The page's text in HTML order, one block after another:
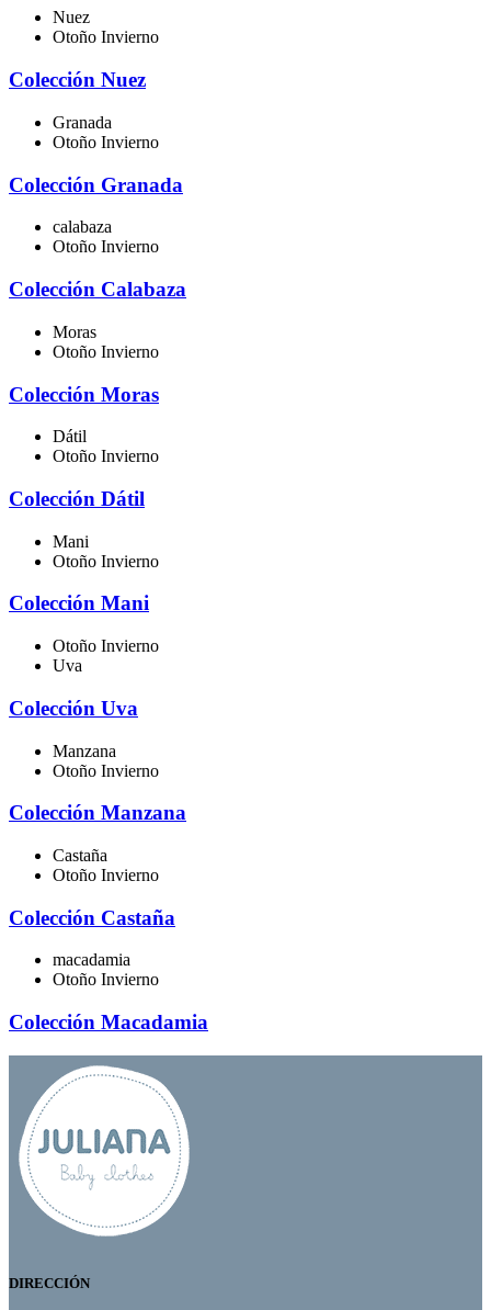
Nuez
Otoño Invierno
Colección Nuez
Granada
Otoño Invierno
Colección Granada
calabaza
Otoño Invierno
Colección Calabaza
Moras
Otoño Invierno
Colección Moras
Dátil
Otoño Invierno
Colección Dátil
Mani
Otoño Invierno
Colección Mani
Otoño Invierno
Uva
Colección Uva
Manzana
Otoño Invierno
Colección Manzana
Castaña
Otoño Invierno
Colección Castaña
macadamia
Otoño Invierno
Colección Macadamia
DIRECCIÓN